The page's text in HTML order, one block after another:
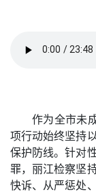
作为全市未
项行动始终坚持
保护防线。针对
罪，丽江检察坚
快诉、从严惩处